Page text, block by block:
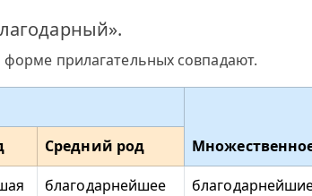
прилагательных совпадают.
Средний род
благодарнейшее